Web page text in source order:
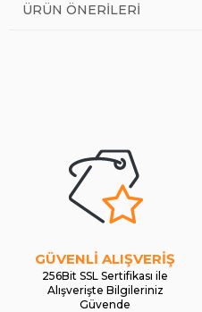
ÜRÜN ÖNERILERI
GÜVENLİ ALIŞVERİŞ
256Bit SSL Sertifikası ile
Alışverişte Bilgileriniz
Güvende